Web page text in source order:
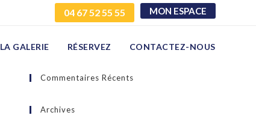
04 67 52 55 55 MON ESPACE
LA GALERIE RÉSERVEZ CONTACTEZ-NOUS
Commentaires Récents
Archives